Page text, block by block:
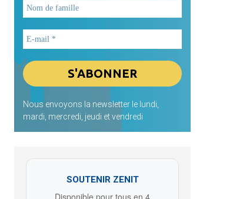
Nous envoyons la newsletter le lundi,
mardi, mercredi, jeudi et vendredi
SOUTENIR ZENIT
Disponible pour tous en 4